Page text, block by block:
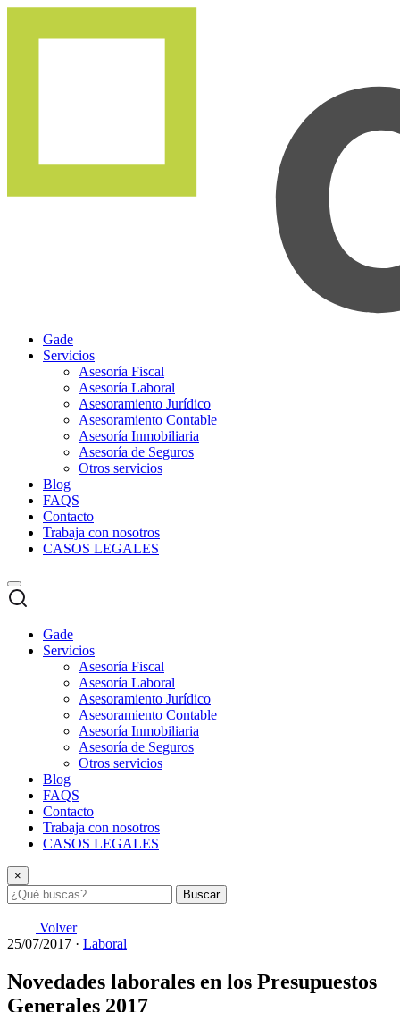
Gade
Servicios
Asesoría Fiscal
Asesoría Laboral
Asesoramiento Jurídico
Asesoramiento Contable
Asesoría Inmobiliaria
Asesoría de Seguros
Otros servicios
Blog
FAQS
Contacto
Trabaja con nosotros
CASOS LEGALES
Gade
Servicios
Asesoría Fiscal
Asesoría Laboral
Asesoramiento Jurídico
Asesoramiento Contable
Asesoría Inmobiliaria
Asesoría de Seguros
Otros servicios
Blog
FAQS
Contacto
Trabaja con nosotros
CASOS LEGALES
×
Buscar
Volver
25/07/2017 · Laboral
Novedades laborales en los Presupuestos
Generales 2017